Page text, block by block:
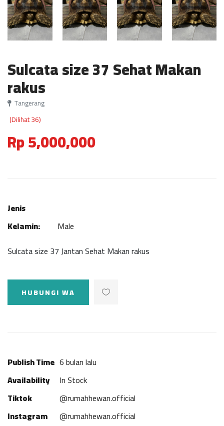
Sulcata size 37 Sehat Makan
rakus
Tangerang
(Dilihat 36)
Rp 5,000,000
Jenis
Kelamin:
Male
Sulcata size 37 Jantan Sehat Makan rakus
HUBUNGI WA
Publish Time 6 bulan lalu
Availability
In Stock
Tiktok
@rumahhewan.official
Instagram
@rumahhewan.official